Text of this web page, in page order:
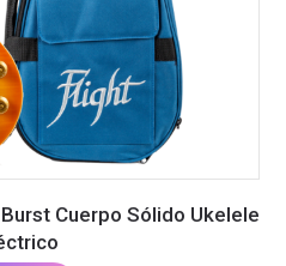
Cuerpo Sólido Ukelele